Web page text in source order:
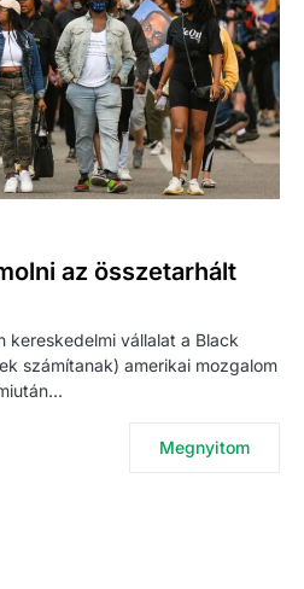
az összetarhált
kereskedelmi vállalat a Black
számítanak) amerikai mozgalom
Megnyitom